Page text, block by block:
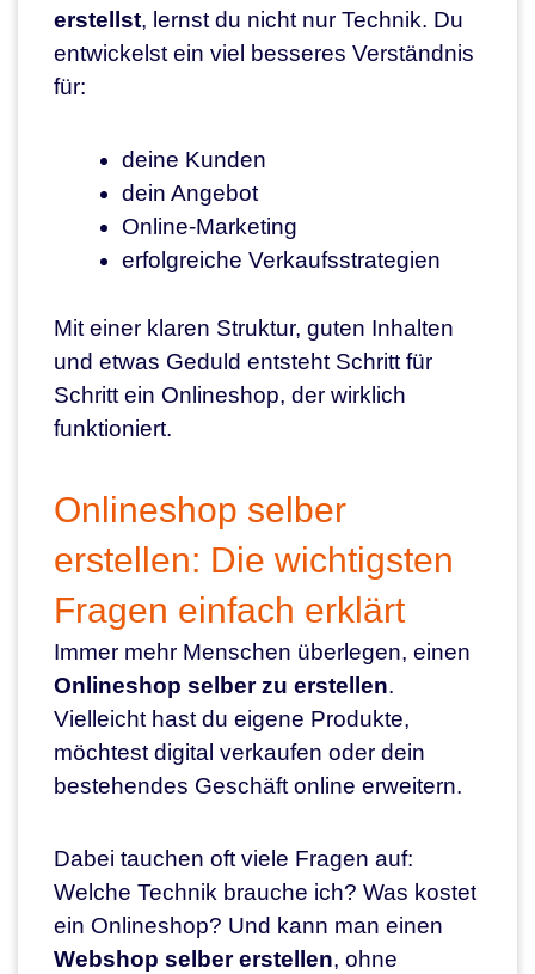
erstellst, lernst du nicht nur Technik. Du
entwickelst ein viel besseres Verständnis
für:
deine Kunden
dein Angebot
Online-Marketing
erfolgreiche Verkaufsstrategien
Mit einer klaren Struktur, guten Inhalten
und etwas Geduld entsteht Schritt für
Schritt ein Onlineshop, der wirklich
funktioniert.
Onlineshop selber
erstellen: Die wichtigsten
Fragen einfach erklärt
Immer mehr Menschen überlegen, einen
Onlineshop selber zu erstellen.
Vielleicht hast du eigene Produkte,
möchtest digital verkaufen oder dein
bestehendes Geschäft online erweitern.
Dabei tauchen oft viele Fragen auf:
Welche Technik brauche ich? Was kostet
ein Onlineshop? Und kann man einen
Webshop selber erstellen, ohne